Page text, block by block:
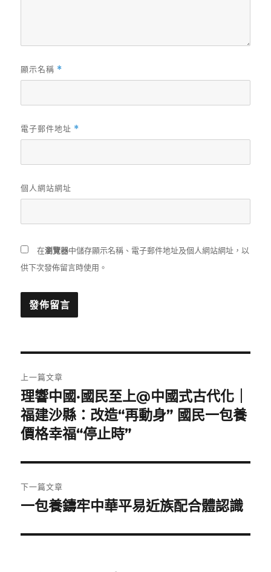
顯示名稱 *
電子郵件地址 *
個人網站網址
在瀏覽器中儲存顯示名稱、電子郵件地址及個人網站網址，以
供下次發佈留言時使用。
章
導
覽
上一篇文章
上
一
篇
章:
理響中國·國民至上@中國式古代化｜
福建沙縣：改造“再動身” 國民一包養
價格幸福“停止時”
下一篇文章
下
篇
一包養鑄牢中華平易近族配合體認識